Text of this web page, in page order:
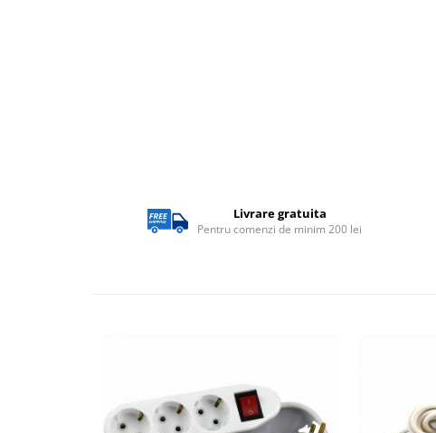
Bară alimentare nul
Livrare gratuita
Pentru comenzi de minim 200 lei